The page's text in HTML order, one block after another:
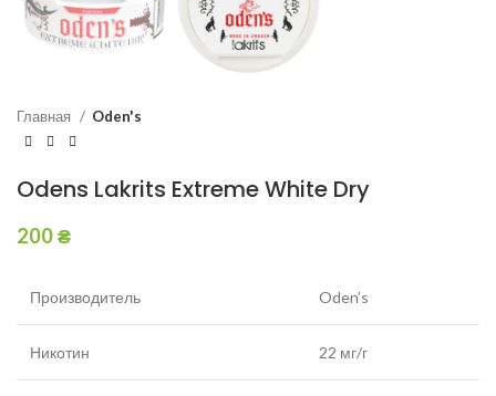
Главная Oden's
Odens Lakrits Extreme White Dry
200₴
Производитель Oden’s
Никотин 22 мг/г